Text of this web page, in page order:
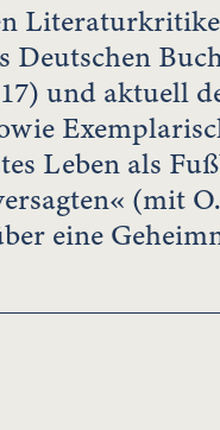
Deutschen
und aktuell
Leben als
(mit
eine